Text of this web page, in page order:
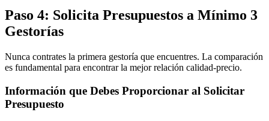
Paso 4: Solicita Presupuestos a Mínimo 3
Gestorías
Nunca contrates la primera gestoría que encuentres. La comparación
es fundamental para encontrar la mejor relación calidad-precio.
Información que Debes Proporcionar al Solicitar
Presupuesto